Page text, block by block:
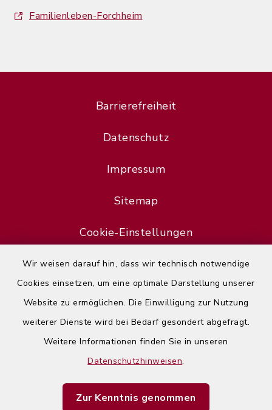
Wir weisen darauf hin, dass wir technisch notwendige
Cookies einsetzen, um eine optimale Darstellung unserer
Website zu ermöglichen. Die Einwilligung zur Nutzung
weiterer Dienste wird bei Bedarf gesondert abgefragt.
Weitere Informationen finden Sie in unseren
Datenschutzhinweisen.
Zur Kenntnis genommen
Familienleben-Forchheim
Barrierefreiheit
Datenschutz
Impressum
Sitemap
Cookie-Einstellungen
Error
Failed to load assistant data
Refresh Page